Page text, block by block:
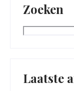
Zoeken
Laatste